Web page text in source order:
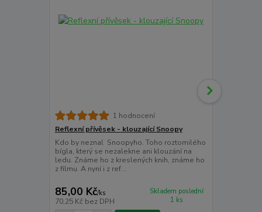
1 hodnocení
Reflexní přívěsek - klouzající Snoopy
Kdo by neznal Snoopyho. Toho roztomilého
bígla, který se nezalekne ani klouzání na
ledu. Známe ho z kreslených knih, známe ho
z filmu. A nyní i z ref...
85,00 Kč/ks
70,25 Kč bez DPH
Skladem poslední
1 ks